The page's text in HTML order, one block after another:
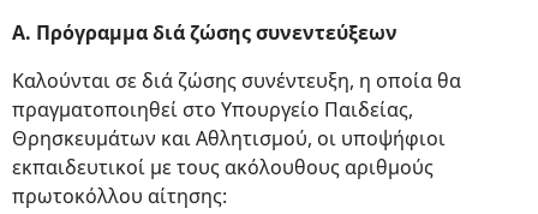
Α. Πρόγραμμα διά ζώσης συνεντεύξεων
Καλούνται σε διά ζώσης συνέντευξη, η οποία θα
πραγματοποιηθεί στο Υπουργείο Παιδείας,
Θρησκευμάτων και Αθλητισμού, οι υποψήφιοι
εκπαιδευτικοί με τους ακόλουθους αριθμούς
πρωτοκόλλου αίτησης: